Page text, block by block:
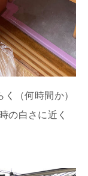
（何時間か）
の白さに近く